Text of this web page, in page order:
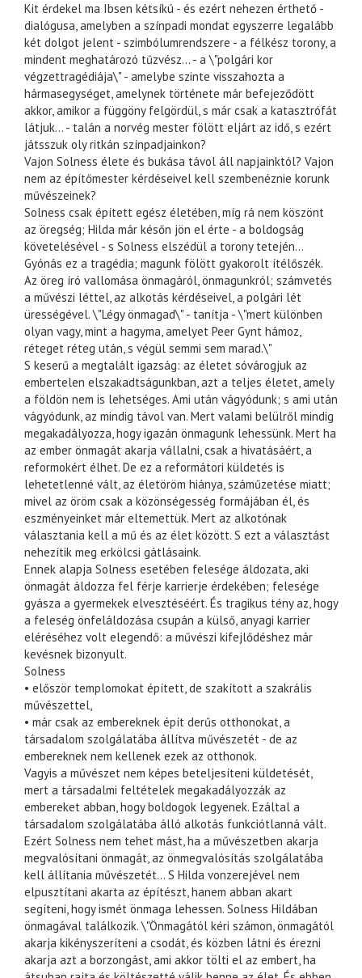
Kit érdekel ma Ibsen kétsíkú - és ezért nehezen érthető -
dialógusa, amelyben a színpadi mondat egyszerre legalább
két dolgot jelent - szimbólumrendszere - a félkész torony, a
mindent meghatározó tűzvész... - a \"polgári kor
végzettragédiája\" - amelybe szinte visszahozta a
hármasegységet, amelynek története már befejeződött
akkor, amikor a függöny felgördül, s már csak a katasztrófát
látjuk... - talán a norvég mester fölött eljárt az idő, s ezért
játsszuk oly ritkán színpadjainkon?
Vajon Solness élete és bukása távol áll napjainktól? Vajon
nem az építőmester kérdéseivel kell szembenéznie korunk
művészeinek?
Solness csak épített egész életében, míg rá nem köszönt
az öregség; Hilda már későn jön el érte - a boldogság
követelésével - s Solness elszédül a torony tetején...
Gyónás ez a tragédia; magunk fölött gyakorolt ítélőszék.
Az öreg író vallomása önmagáról, önmagunkról; számvetés
a művészi léttel, az alkotás kérdéseivel, a polgári lét
ürességével. \"Légy önmagad\" - tanítja - \"mert különben
olyan vagy, mint a hagyma, amelyet Peer Gynt hámoz,
réteget réteg után, s végül semmi sem marad.\"
S keserű a megtalált igazság: az életet sóvárogjuk az
embertelen elszakadtságunkban, azt a teljes életet, amely
a földön nem is lehetséges. Ami után vágyódunk; s ami után
vágyódunk, az mindig távol van. Mert valami belülről mindig
megakadályozza, hogy igazán önmagunk lehessünk. Mert ha
az ember önmagát akarja vállalni, csak a hivatásáért, a
reformokért élhet. De ez a reformátori küldetés is
lehetetlenné vált, az életöröm hiánya, száműzetése miatt;
mivel az öröm csak a közönségesség formájában él, és
eszményeinket már eltemettük. Mert az alkotónak
választania kell a mű és az élet között. S ezt a választást
nehezítik meg erkölcsi gátlásaink.
Ennek alapja Solness esetében felesége áldozata, aki
önmagát áldozza fel férje karrierje érdekében; felesége
gyásza a gyermekek elvesztéséért. És tragikus tény az, hogy
a feleség önfeláldozása csupán a külső, anyagi karrier
eléréséhez volt elegendő: a művészi kifejlődéshez már
kevésnek bizonyult.
Solness
• először templomokat épített, de szakított a szakrális
művészettel,
• már csak az embereknek épít derűs otthonokat, a
társadalom szolgálatába állítva művészetét - de az
embereknek nem kellenek ezek az otthonok.
Vagyis a művészet nem képes beteljesíteni küldetését,
mert a társadalmi feltételek megakadályozzák az
embereket abban, hogy boldogok legyenek. Ezáltal a
társadalom szolgálatába álló alkotás funkciótlanná vált.
Ezért Solness nem tehet mást, ha a művészetben akarja
megvalósítani önmagát, az önmegvalósítás szolgálatába
kell állítania művészetét... S Hilda vonzerejével nem
elpusztítani akarta az építészt, hanem abban akart
segíteni, hogy ismét önmaga lehessen. Solness Hildában
önmagával találkozik. \"Önmagától kéri számon, önmagától
akarja kikényszeríteni a csodát, és közben látni és érezni
akarja azt a borzongást, ami akkor tölti el az embert, ha